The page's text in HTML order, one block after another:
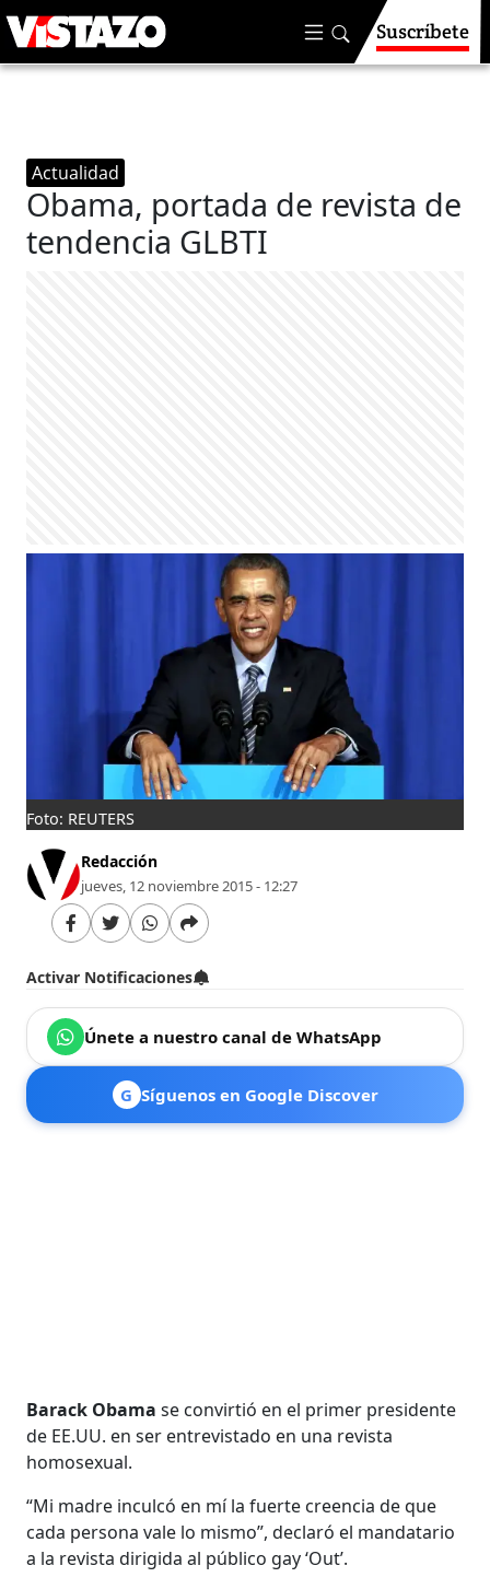
Suscríbete
Actualidad
Obama, portada de revista de
tendencia GLBTI
Foto: REUTERS
Redacción
jueves, 12 noviembre 2015 - 12:27
Activar Notificaciones
Únete a nuestro canal de WhatsApp
G Síguenos en Google Discover
Barack Obama se convirtió en el primer presidente
de EE.UU. en ser entrevistado en una revista
homosexual.
“Mi madre inculcó en mí la fuerte creencia de que
cada persona vale lo mismo”, declaró el mandatario
a la revista dirigida al público gay ‘Out’.